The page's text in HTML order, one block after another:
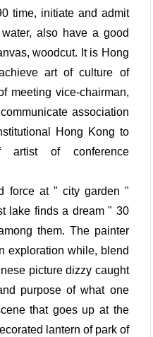
time, initiate and admit
also have a good
woodcut. It is Hong
art of culture of
meeting vice-chairman,
association
Hong Kong to
artist of conference
force at " city garden "
lake finds a dream " 30
them. The painter
exploration while, blend
picture dizzy caught
purpose of what one
that goes up at the
lantern of park of